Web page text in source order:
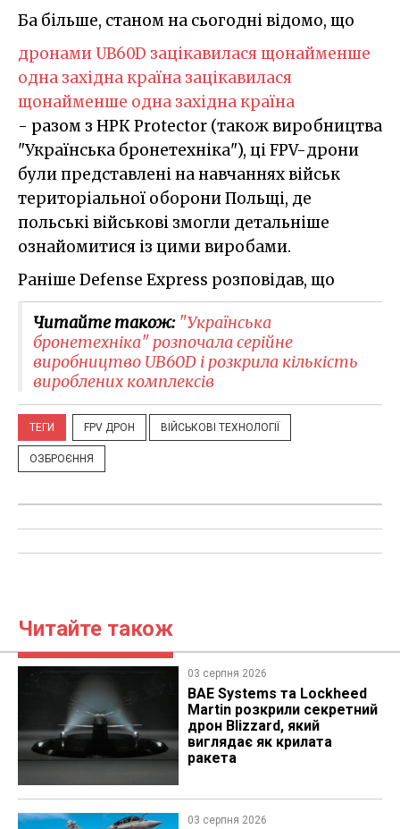
Ба більше, станом на сьогодні відомо, що
дронами UB60D зацікавилася щонайменше
одна західна країна зацікавилася
щонайменше одна західна країна
- разом з НРК Protector (також виробництва
"Українська бронетехніка"), ці FPV-дрони
були представлені на навчаннях військ
територіальної оборони Польщі, де
польські військові змогли детальніше
ознайомитися із цими виробами.
Раніше Defense Express розповідав, що
Читайте також: "Українська
бронетехніка" розпочала серійне
виробництво UB60D і розкрила кількість
вироблених комплексів
ТЕГИ FPV ДРОН ВІЙСЬКОВІ ТЕХНОЛОГІЇ
ОЗБРОЄННЯ
Читайте також
03 серпня 2026
BAE Systems та Lockheed
Martin розкрили секретний
дрон Blizzard, який
виглядає як крилата
ракета
03 серпня 2026